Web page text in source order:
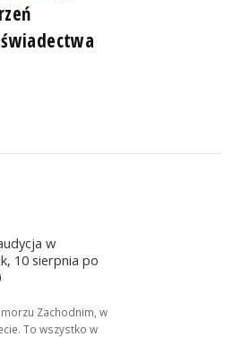
w
10 sierpnia po
Zachodnim, w
To wszystko w